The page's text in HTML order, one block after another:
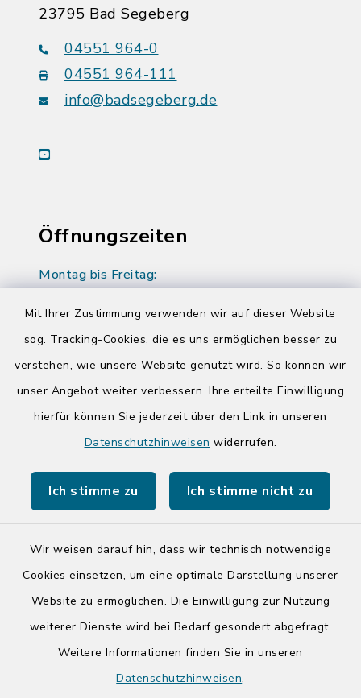
Mit Ihrer Zustimmung verwenden wir auf dieser Website
sog. Tracking-Cookies, die es uns ermöglichen besser zu
verstehen, wie unsere Website genutzt wird. So können wir
unser Angebot weiter verbessern. Ihre erteilte Einwilligung
hierfür können Sie jederzeit über den Link in unseren
Datenschutzhinweisen widerrufen.
Ich stimme zu Ich stimme nicht zu
Wir weisen darauf hin, dass wir technisch notwendige
Cookies einsetzen, um eine optimale Darstellung unserer
Website zu ermöglichen. Die Einwilligung zur Nutzung
weiterer Dienste wird bei Bedarf gesondert abgefragt.
Weitere Informationen finden Sie in unseren
Datenschutzhinweisen.
23795 Bad Segeberg
04551 964-0
04551 964-111
info@badsegeberg.de
youtube
Öffnungszeiten
Montag bis Freitag:
Donnerstag zusätzlich:
14:00-17:00 Uhr
Quicklinks
Tourist-Info der Stadt Bad Segeberg
Barrierefreiheit